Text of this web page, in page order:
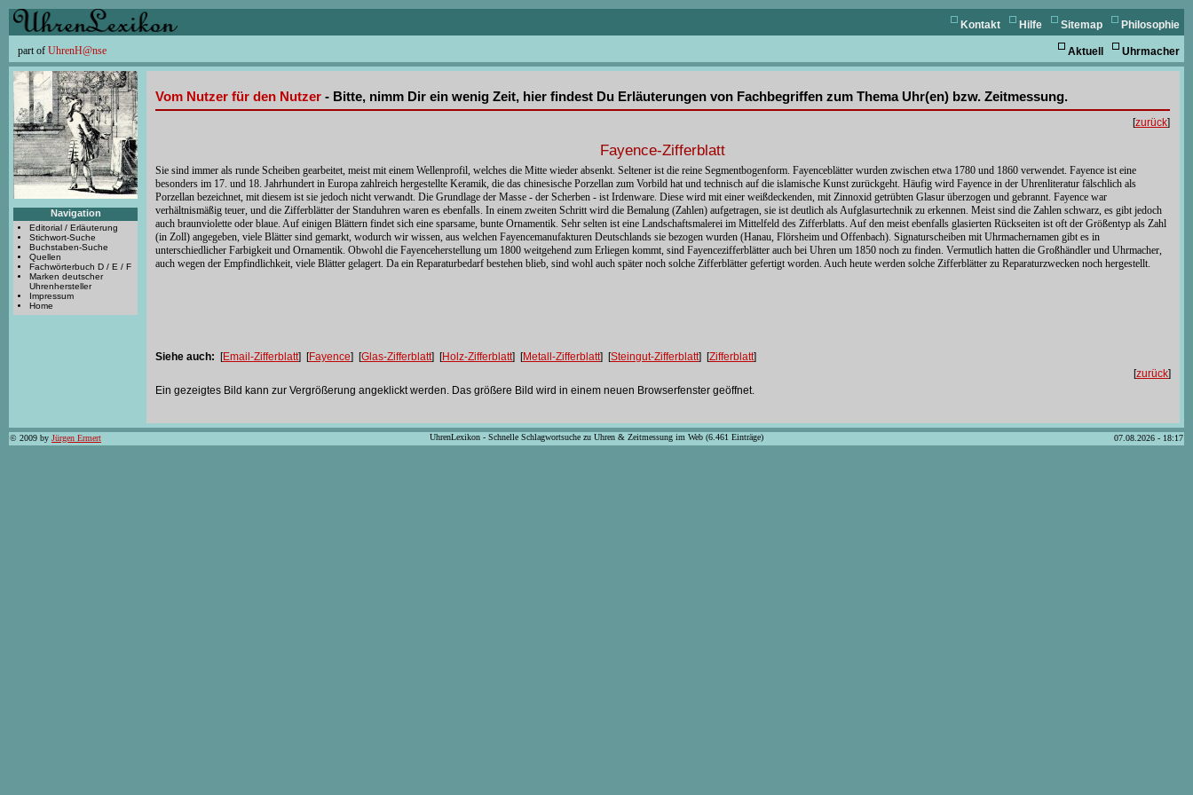
Philosophie
Sitemap
Hilfe
Kontakt
part of UhrenH@nse Uhrmacher
Aktuell
Navigation
Editorial / Erläuterung
Stichwort-Suche
Buchstaben-Suche
Quellen
Fachwörterbuch D / E / F
Marken deutscher
Uhrenhersteller
Impressum
Home
Vom Nutzer für den Nutzer - Bitte, nimm Dir ein wenig Zeit, hier findest Du Erläuterungen von Fachbegriffen zum Thema Uhr(en) bzw. Zeitmessung.
[zurück]
Fayence-Zifferblatt
Sie sind immer als runde Scheiben gearbeitet, meist mit einem Wellenprofil, welches die Mitte wieder absenkt. Seltener ist die reine Segmentbogenform. Fayenceblätter wurden zwischen etwa 1780 und 1860 verwendet. Fayence ist eine
besonders im 17. und 18. Jahrhundert in Europa zahlreich hergestellte Keramik, die das chinesische Porzellan zum Vorbild hat und technisch auf die islamische Kunst zurückgeht. Häufig wird Fayence in der Uhrenliteratur fälschlich als
Porzellan bezeichnet, mit diesem ist sie jedoch nicht verwandt. Die Grundlage der Masse - der Scherben - ist Irdenware. Diese wird mit einer weißdeckenden, mit Zinnoxid getrübten Glasur überzogen und gebrannt. Fayence war
verhältnismäßig teuer, und die Zifferblätter der Standuhren waren es ebenfalls. In einem zweiten Schritt wird die Bemalung (Zahlen) aufgetragen, sie ist deutlich als Aufglasurtechnik zu erkennen. Meist sind die Zahlen schwarz, es gibt jedoch
auch braunviolette oder blaue. Auf einigen Blättern findet sich eine sparsame, bunte Ornamentik. Sehr selten ist eine Landschaftsmalerei im Mittelfeld des Ziffer­blatts. Auf den meist ebenfalls glasierten Rückseiten ist oft der Größentyp als Zahl
(in Zoll) angegeben, viele Blätter sind gemarkt, wodurch wir wissen, aus welchen Fayencemanufakturen Deutschlands sie bezogen wurden (Hanau, Flörsheim und Offenbach). Signaturscheiben mit Uhrmachernamen gibt es in
unterschiedlicher Farbigkeit und Ornamentik. Obwohl die Fayenceherstellung um 1800 weitgehend zum Erliegen kommt, sind Fayencezifferblätter auch bei Uhren um 1850 noch zu finden. Vermutlich hatten die Großhändler und Uhrmacher,
auch wegen der Empfindlichkeit, viele Blätter gelagert. Da ein Reparaturbedarf bestehen blieb, sind wohl auch später noch solche Zifferblätter gefertigt worden. Auch heute werden solche Zifferblätter zu Reparaturzwecken noch hergestellt.
Siehe auch: [Email-Zifferblatt] [Fayence] [Glas-Zifferblatt] [Holz-Zifferblatt] [Metall-Zifferblatt] [Steingut-Zifferblatt] [Zifferblatt]
[zurück]
Ein gezeigtes Bild kann zur Vergrößerung angeklickt werden. Das größere Bild wird in einem neuen Browserfenster geöffnet.
© 2009 by Jürgen Ermert 07.08.2026 - 18:17
UhrenLexikon - Schnelle Schlagwortsuche zu Uhren & Zeitmessung im Web (6.461 Einträge)